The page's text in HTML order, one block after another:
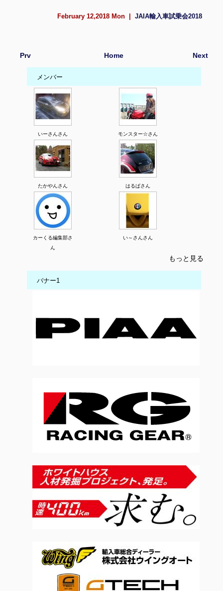
February 12,2018 Mon | JAIA輸入車試乗会2018
Prv Next
Home
メンバー
いーさんさん モンスター☆さん
たかやんさん はるぱさん
カーくる編集部さ
ん
い～さんさん
もっと見る
バナー1